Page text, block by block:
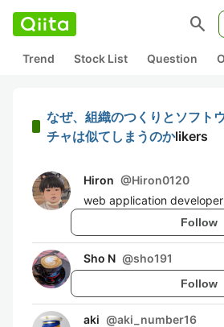
search
Trend Stock List Question
なぜ、組織のつくりとソフト
チャは似てしまうのかlikers
Hiron @Hiron0120
web application developer
Follow
Sho N @sho191
Follow
aki @aki_number16